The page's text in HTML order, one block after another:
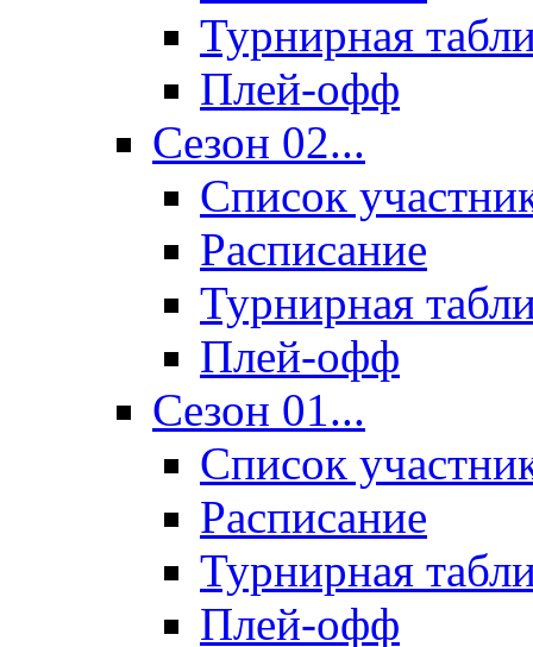
Турнирная
Плей-офф
Сезон 02...
Список
Расписание
Турнирная
Плей-офф
Сезон 01...
Список
Расписание
Турнирная
Плей-офф